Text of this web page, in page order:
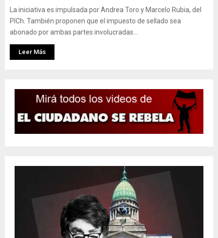
La iniciativa es impulsada por Andrea Toro y Marcelo Rubia, del
PICh. También proponen que el impuesto de sellado sea
abonado por ambas partes involucradas...
Leer Más